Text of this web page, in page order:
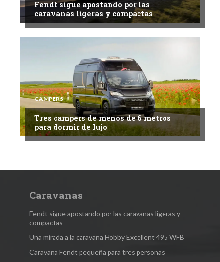
Fendt sigue apostando por las
caravanas ligeras y compactas
CAMPERS
Tres campers de menos de 6 metros
para dormir de lujo
Caravanas
Fendt sigue apostando por las caravanas ligeras y
compactas
Una mirada a la caravana Hobby Excellent 495 WFB
Caravana Fendt pequeña para tres personas